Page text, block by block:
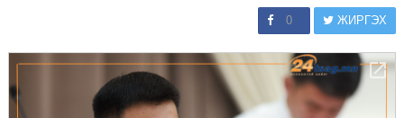
0 ЖИРГЭХ